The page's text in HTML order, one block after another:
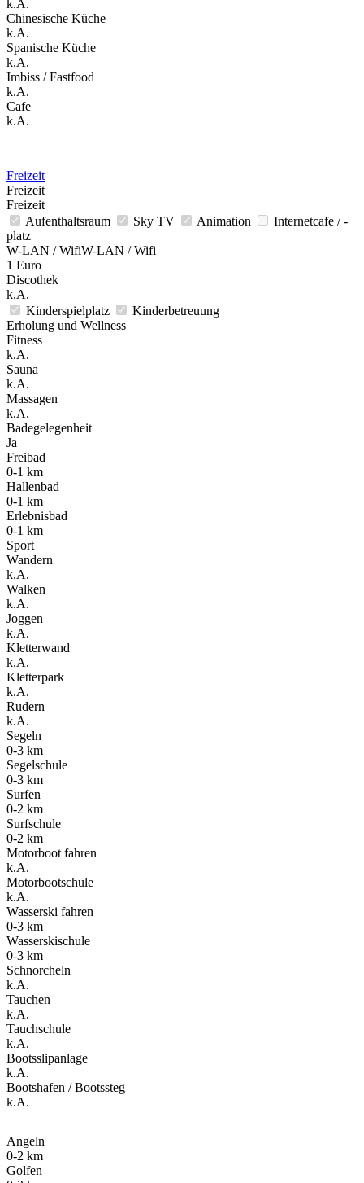
k.A.
Chinesische Küche
k.A.
Spanische Küche
k.A.
Imbiss / Fastfood
k.A.
Cafe
k.A.
Freizeit
Freizeit
Freizeit
Aufenthaltsraum
Sky TV Animation
Internetcafe / -
platz
W-LAN / WifiW-LAN / Wifi
1 Euro
Discothek
k.A.
Kinderspielplatz
Kinderbetreuung
Erholung und Wellness
Fitness
k.A.
Sauna
k.A.
Massagen
k.A.
Badegelegenheit
Ja
Freibad
0-1 km
Hallenbad
0-1 km
Erlebnisbad
0-1 km
Sport
Wandern
k.A.
Walken
k.A.
Joggen
k.A.
Kletterwand
k.A.
Kletterpark
k.A.
Rudern
k.A.
Segeln
0-3 km
Segelschule
0-3 km
Surfen
0-2 km
Surfschule
0-2 km
Motorboot fahren
k.A.
Motorbootschule
k.A.
Wasserski fahren
0-3 km
Wasserskischule
0-3 km
Schnorcheln
k.A.
Tauchen
k.A.
Tauchschule
k.A.
Bootsslipanlage
k.A.
Bootshafen / Bootssteg
k.A.
Angeln
0-2 km
Golfen